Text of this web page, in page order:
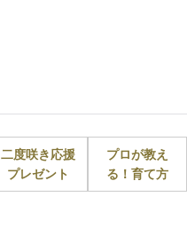
二度咲き応援
プレゼント
プロが教え
る！育て方